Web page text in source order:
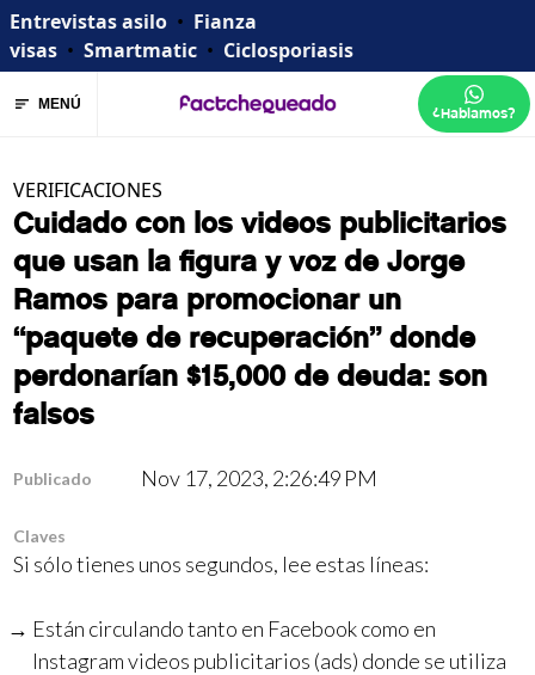
Entrevistas asilo • Fianza
visas • Smartmatic • Ciclosporiasis
MENÚ ¿Hablamos?
VERIFICACIONES
Cuidado con los videos publicitarios
que usan la figura y voz de Jorge
Ramos para promocionar un
“paquete de recuperación” donde
perdonarían $15,000 de deuda: son
falsos
Publicado Nov 17, 2023, 2:26:49 PM
Claves
Si sólo tienes unos segundos, lee estas líneas:
Están circulando tanto en Facebook como en
Instagram videos publicitarios (ads) donde se utiliza